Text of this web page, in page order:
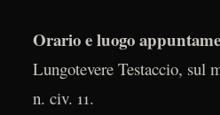
Orario e luogo
Lungotevere Testaccio, sul
n. civ. 11.